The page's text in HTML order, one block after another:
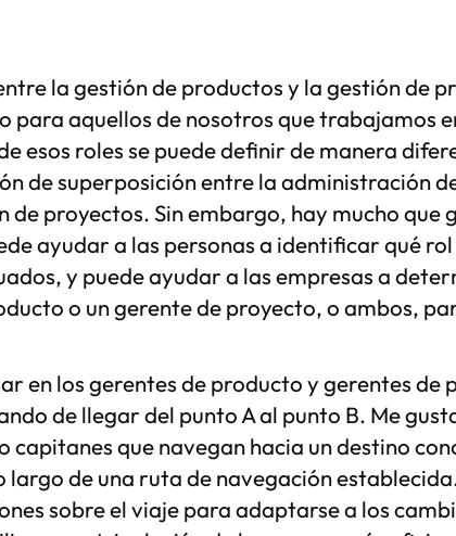
la gestión de productos y la gestión de
para aquellos de nosotros que trabajamos
esos roles se puede definir de manera
de superposición entre la administración
de proyectos. Sin embargo, hay mucho que
ayudar a las personas a identificar qué
y puede ayudar a las empresas a
o un gerente de proyecto, o ambos,
en los gerentes de producto y gerentes
de llegar del punto A al punto B. Me
capitanes que navegan hacia un destino
largo de una ruta de navegación
sobre el viaje para adaptarse a los